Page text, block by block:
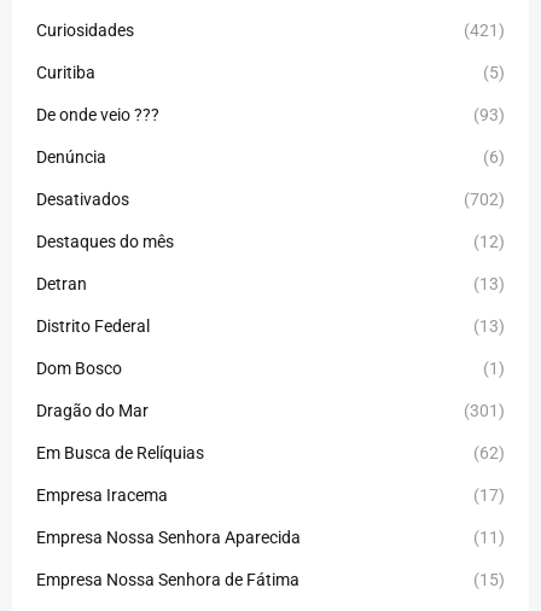
Curiosidades (421)
Curitiba (5)
De onde veio ??? (93)
Denúncia (6)
Desativados (702)
Destaques do mês (12)
Detran (13)
Distrito Federal (13)
Dom Bosco (1)
Dragão do Mar (301)
Em Busca de Relíquias (62)
Empresa Iracema (17)
Empresa Nossa Senhora Aparecida (11)
Empresa Nossa Senhora de Fátima (15)